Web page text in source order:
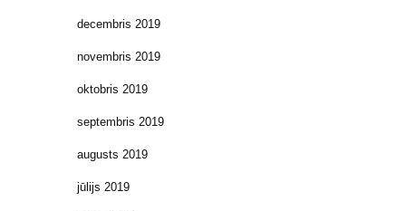
decembris 2019
novembris 2019
oktobris 2019
septembris 2019
augusts 2019
jūlijs 2019